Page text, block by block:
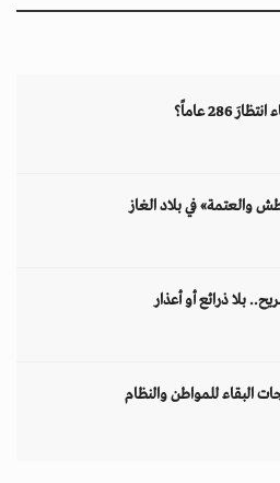
286 عاماً؟
والعتمة» في بلاد الغاز
بلا ذرائع أو أعذار
البقاء للمواطن والنظام